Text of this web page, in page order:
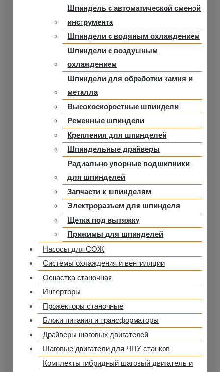
Шпиндель с автоматической сменой
инструмента
Шпиндели с водяным охлаждением
Шпиндели с воздушным
охлаждением
Шпиндели для обработки камня и
металла
Высокоскоростные шпиндели
Ременные шпиндели
Крепления для шпинделей
Шпиндельные драйверы
Радиально упорные подшипники
для шпинделей
Запчасти к шпинделям
Электроразъем для шпинделя
Щетка под вытяжку
Прижимы для шпинделей
Насосы для СОЖ
Системы охлаждения и вентиляции
Оснастка станочная
Инверторы
Прожекторы станочные
Блоки питания и трансформаторы
Драйверы шаговых двигателей
Шаговые двигатели для ЧПУ станков
Комплекты гибридный шаговый двигатель и